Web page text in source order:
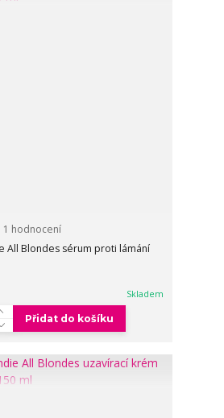
1 hodnocení
All Blondes sérum proti lámání
Skladem
Přidat do košíku